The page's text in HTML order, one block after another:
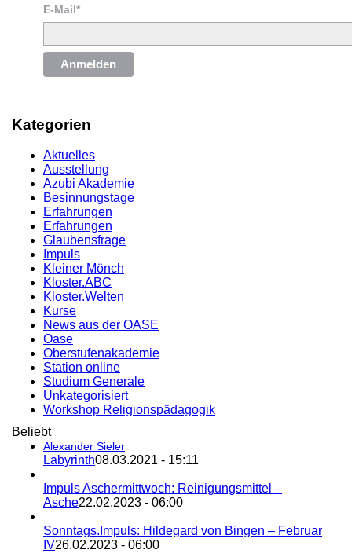
E-Mail*
Anmelden
Kategorien
Aktuelles
Ausstellung
Azubi Akademie
Besinnungstage
Erfahrungen
Erfahrungen
Glaubensfrage
Impuls
Kleiner Mönch
Kloster.ABC
Kloster.Welten
Kurse
News aus der OASE
Oase
Oberstufenakademie
Station online
Studium Generale
Unkategorisiert
Workshop Religionspädagogik
Beliebt
Alexander Sieler
Labyrinth08.03.2021 - 15:11
Impuls Aschermittwoch: Reinigungsmittel –
Asche22.02.2023 - 06:00
Sonntags.Impuls: Hildegard von Bingen – Februar
IV26.02.2023 - 06:00